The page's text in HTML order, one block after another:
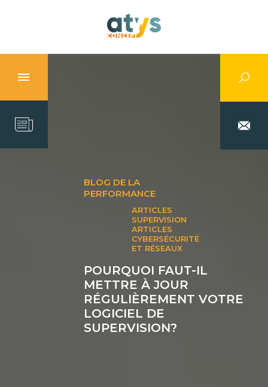
BLOG DE LA
PERFORMANCE
ARTICLES
SUPERVISION
ARTICLES
CYBERSÉCURITÉ
ET RÉSEAUX
POURQUOI FAUT-IL
METTRE À JOUR
RÉGULIÈREMENT VOTRE
LOGICIEL DE
SUPERVISION?